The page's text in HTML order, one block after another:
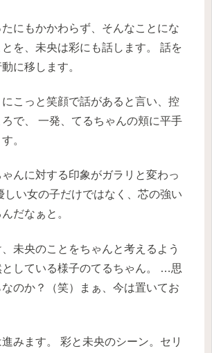
にもかかわらず、そんなことにな
を、未央は彩にも話します。
話を
に移します。
こっと笑顔で話があると言い、控
で、
一発、てるちゃんの頬に平手
。
んに対する印象がガラリと変わっ
しい女の子だけではなく、芯の強い
だなぁと。
未央のことをちゃんと考えるよう
している様子のてるちゃん。
…思
のか？（笑）まぁ、今は置いてお
みます。
彩と未央のシーン。セリ